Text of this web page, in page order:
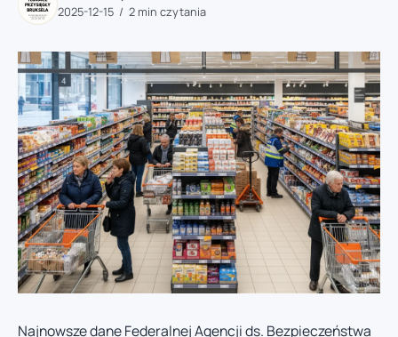
2025-12-15
2 min czytania
Najnowsze dane Federalnej Agencji ds. Bezpieczeństwa